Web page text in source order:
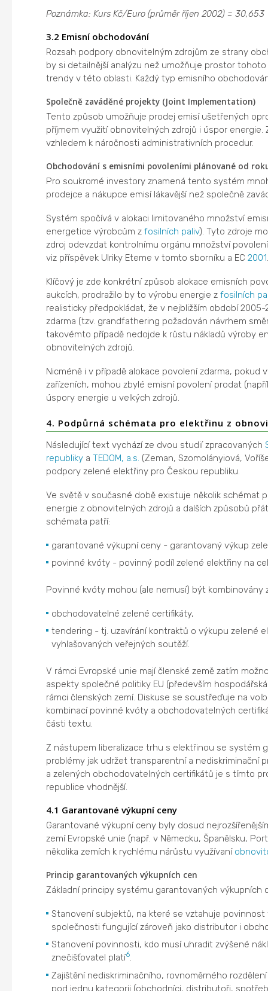
Poznámka: Kurs Kč/Euro (průměr říjen 2002) = 30,653
3.2 Emisní obchodování
Rozsah podpory obnovitelným zdrojům ze strany
by si detailnější analýzu než umožňuje prostor
trendy v této oblasti. Každý typ emisního
Společně zaváděné projekty (Joint Implementation)
Tento způsob umožňuje prodej emisí ušetřených
příjmem využití obnovitelných zdrojů i úspor
vzhledem k náročnosti administrativních procedur.
Obchodování s emisními povoleními plánované od
Pro soukromé investory znamená tento systém
prodejce a nákupce emisí lákavější než společně
Systém spočívá v alokaci limitovaného množství
energetice výrobcům z fosilních paliv). Tyto zdroje
zdroj odevzdat kontrolnímu orgánu množství
viz příspěvek Ulriky Eteme v tomto sborníku a EC 2001
Klíčový je zde konkrétní způsob alokace emisních
aukcích, prodražilo by to výrobu energie z fosilních
realisticky předpokládat, že v nejbližším období
zdarma (tzv. grandfathering požadován návrhem
takovémto případě nedojde k růstu nákladů výroby
obnovitelných zdrojů.
Nicméně i v případě alokace povolení zdarma,
zařízeních, mohou zbylé emisní povolení prodat
úspory energie u velkých zdrojů.
4. Podpůrná schémata pro elektřinu z
Následující text vychází ze dvou studií zpracovaných
republikya TEDOM, a.s. (Zeman, Szomolányiová,
podpory zelené elektřiny pro Českou republiku.
Ve světě v současné době existuje několik schémat
energie z obnovitelných zdrojů a dalších způsobů
schémata patří:
garantované výkupní ceny - garantovaný výkup
povinné kvóty - povinný podíl zelené elektřiny na
Povinné kvóty mohou (ale nemusí) být kombinovány
obchodovatelné zelené certifikáty,
tendering - tj. uzavírání kontraktů o výkupu zelené
vyhlašovaných veřejných soutěží.
V rámci Evropské unie mají členské země zatím
aspekty společné politiky EU (především
rámci členských zemí. Diskuse se soustřeďuje na
kombinací povinné kvóty a obchodovatelných
části textu.
Z nástupem liberalizace trhu s elektřinou se systém
problémy jak udržet transparentní a nediskriminační
a zelených obchodovatelných certifikátů je s tímto
republice vhodnější.
4.1 Garantované výkupní ceny
Garantované výkupní ceny byly dosud
zemí Evropské unie (např. v Německu, Španělsku,
několika zemích k rychlému nárůstu využívaní
Princip garantovaných výkupních cen
Základní principy systému garantovaných výkupních
Stanovení subjektů, na které se vztahuje
společnosti fungující zároveň jako distributor i
Stanovení povinnosti, kdo musí uhradit zvýšené
znečišťovatel platí6.
Zajištění nediskriminačního, rovnoměrného
pod jednu kategorii (obchodníci, distributoři,